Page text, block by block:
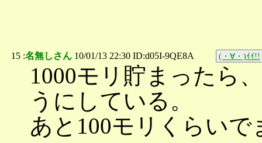
15 :名無しさん 10/01/13 22:30 ID:d05I-9QE8A (・∀・)ｲｲ!!
1000モリ貯まったら
うにしている。
あと100モリくらいで